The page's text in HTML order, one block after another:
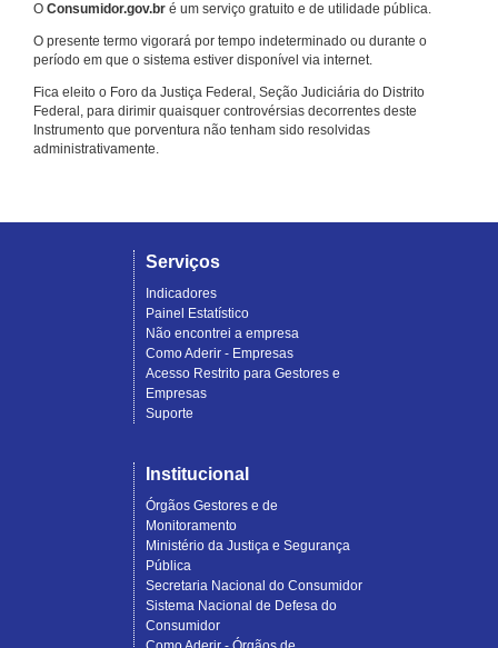
O Consumidor.gov.br é um serviço gratuito e de utilidade pública.
O presente termo vigorará por tempo indeterminado ou durante o
período em que o sistema estiver disponível via internet.
Fica eleito o Foro da Justiça Federal, Seção Judiciária do Distrito
Federal, para dirimir quaisquer controvérsias decorrentes deste
Instrumento que porventura não tenham sido resolvidas
administrativamente.
Serviços
Indicadores
Painel Estatístico
Não encontrei a empresa
Como Aderir - Empresas
Acesso Restrito para Gestores e
Empresas
Suporte
Institucional
Órgãos Gestores e de
Monitoramento
Ministério da Justiça e Segurança
Pública
Secretaria Nacional do Consumidor
Sistema Nacional de Defesa do
Consumidor